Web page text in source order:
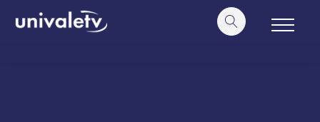
conteúdo